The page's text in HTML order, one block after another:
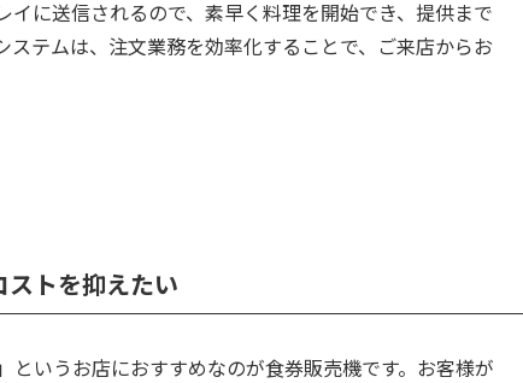
に送信されるので、素早く料理を開始でき、提供まで
テムは、注文業務を効率化することで、ご来店からお
トを抑えたい
というお店におすすめなのが食券販売機です。お客様が